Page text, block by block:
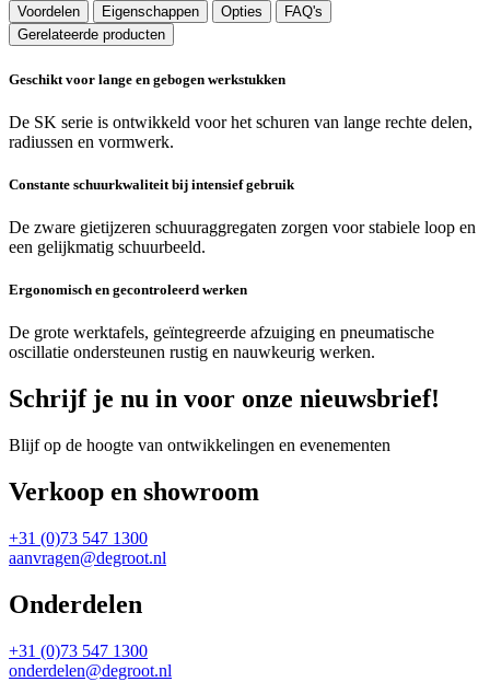
Voordelen
Eigenschappen Opties
FAQ's
Gerelateerde producten
Geschikt voor lange en gebogen werkstukken
De SK serie is ontwikkeld voor het schuren van lange rechte delen,
radiussen en vormwerk.
Constante schuurkwaliteit bij intensief gebruik
De zware gietijzeren schuuraggregaten zorgen voor stabiele loop en
een gelijkmatig schuurbeeld.
Ergonomisch en gecontroleerd werken
De grote werktafels, geïntegreerde afzuiging en pneumatische
oscillatie ondersteunen rustig en nauwkeurig werken.
Schrijf je nu in voor onze nieuwsbrief!
Blijf op de hoogte van ontwikkelingen en evenementen
Verkoop en showroom
+31 (0)73 547 1300
aanvragen@degroot.nl
Onderdelen
+31 (0)73 547 1300
onderdelen@degroot.nl